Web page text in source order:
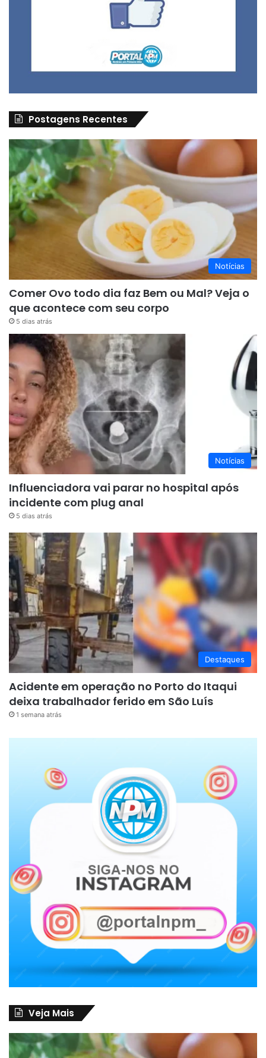
Postagens Recentes
Notícias
Comer Ovo todo dia faz Bem ou Mal? Veja o
que acontece com seu corpo
5 dias atrás
Notícias
Influenciadora vai parar no hospital após
incidente com plug anal
5 dias atrás
Destaques
Acidente em operação no Porto do Itaqui
deixa trabalhador ferido em São Luís
1 semana atrás
Veja Mais